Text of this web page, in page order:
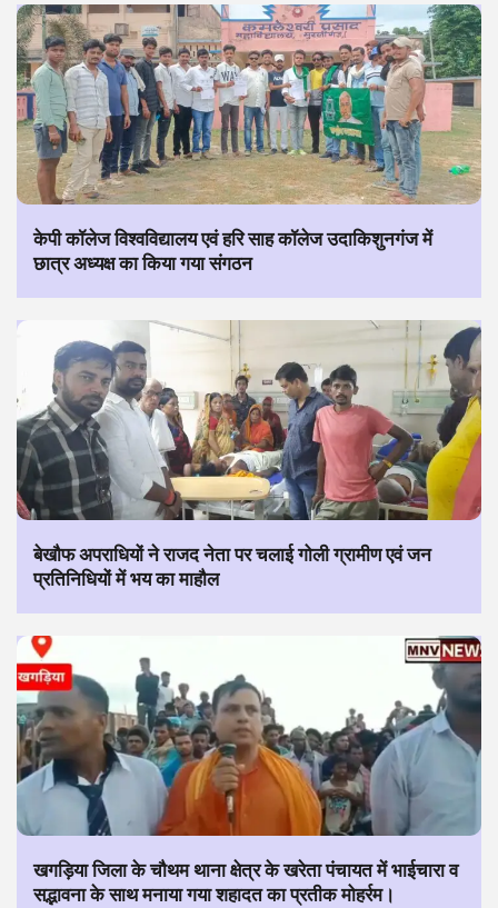
केपी कॉलेज विश्वविद्यालय एवं हरि साह कॉलेज उदाकिशुनगंज में
छात्र अध्यक्ष का किया गया संगठन
बेखौफ अपराधियों ने राजद नेता पर चलाई गोली ग्रामीण एवं जन
प्रतिनिधियों में भय का माहौल
खगड़िया जिला के चौथम थाना क्षेत्र के खरेता पंचायत में भाईचारा व
सद्भावना के साथ मनाया गया शहादत का प्रतीक मोहर्रम।